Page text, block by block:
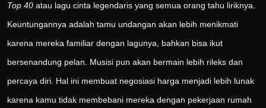
Top 40 atau lagu cinta legendaris yang semua orang tahu liriknya.
Keuntungannya adalah tamu undangan akan lebih menikmati
karena mereka familiar dengan lagunya, bahkan bisa ikut
bersenandung pelan. Musisi pun akan bermain lebih rileks dan
percaya diri. Hal ini membuat negosiasi harga menjadi lebih lunak
karena kamu tidak membebani mereka dengan pekerjaan rumah